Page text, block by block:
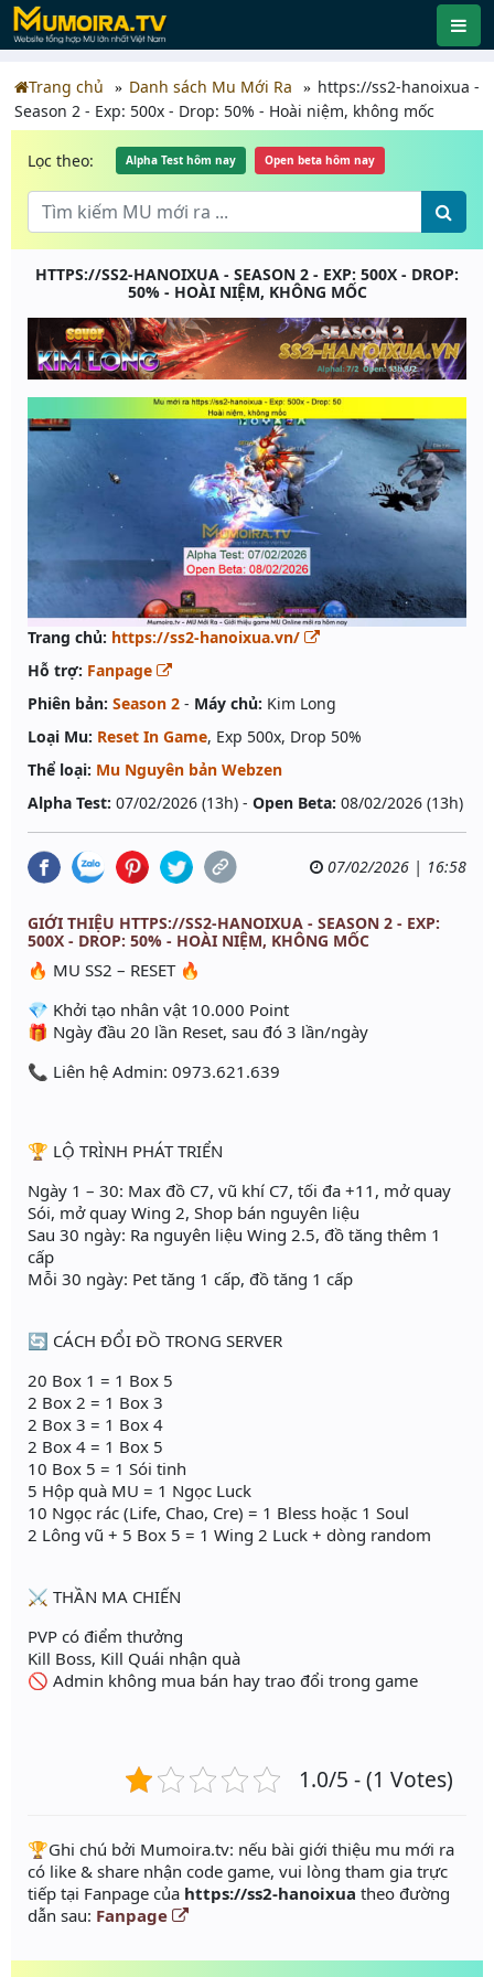
Trang chủ Danh sách Mu Mới Ra
https://ss2-hanoixua -
Season 2 - Exp: 500x - Drop: 50% - Hoài niệm, không mốc
Lọc theo: Alpha Test hôm nay Open beta hôm nay
HTTPS://SS2-HANOIXUA - SEASON 2 - EXP: 500X - DROP:
50% - HOÀI NIỆM, KHÔNG MỐC
Trang chủ: https://ss2-hanoixua.vn/
Hỗ trợ: Fanpage
Phiên bản: Season 2 - Máy chủ: Kim Long
Loại Mu: Reset In Game, Exp 500x, Drop 50%
Thể loại: Mu Nguyên bản Webzen
Alpha Test: 07/02/2026 (13h) - Open Beta: 08/02/2026 (13h)
07/02/2026 | 16:58
GIỚI THIỆU HTTPS://SS2-HANOIXUA - SEASON 2 - EXP:
500X - DROP: 50% - HOÀI NIỆM, KHÔNG MỐC
🔥 MU SS2 – RESET 🔥
💎 Khởi tạo nhân vật 10.000 Point
🎁 Ngày đầu 20 lần Reset, sau đó 3 lần/ngày
📞 Liên hệ Admin: 0973.621.639
🏆 LỘ TRÌNH PHÁT TRIỂN
Ngày 1 – 30: Max đồ C7, vũ khí C7, tối đa +11, mở quay
Sói, mở quay Wing 2, Shop bán nguyên liệu
Sau 30 ngày: Ra nguyên liệu Wing 2.5, đồ tăng thêm 1
cấp
Mỗi 30 ngày: Pet tăng 1 cấp, đồ tăng 1 cấp
🔄 CÁCH ĐỔI ĐỒ TRONG SERVER
20 Box 1 = 1 Box 5
2 Box 2 = 1 Box 3
2 Box 3 = 1 Box 4
2 Box 4 = 1 Box 5
10 Box 5 = 1 Sói tinh
5 Hộp quà MU = 1 Ngọc Luck
10 Ngọc rác (Life, Chao, Cre) = 1 Bless hoặc 1 Soul
2 Lông vũ + 5 Box 5 = 1 Wing 2 Luck + dòng random
⚔️ THẦN MA CHIẾN
PVP có điểm thưởng
Kill Boss, Kill Quái nhận quà
🚫 Admin không mua bán hay trao đổi trong game
1.0/5 - (1 Votes)
️🏆Ghi chú bởi Mumoira.tv: nếu bài giới thiệu mu mới ra
có like & share nhận code game, vui lòng tham gia trực
tiếp tại Fanpage của https://ss2-hanoixua theo đường
dẫn sau: Fanpage